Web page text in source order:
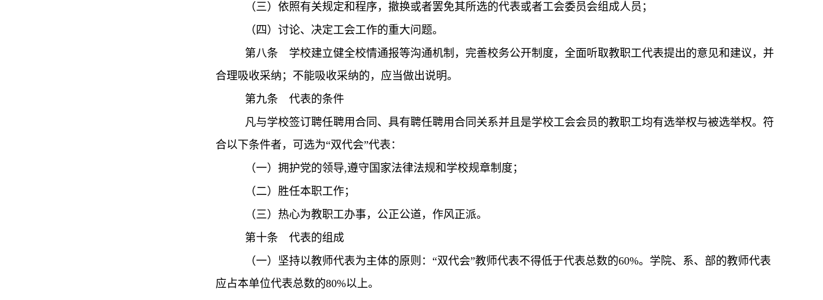
（三）依照有关规定和程序，撤换或者罢免其所选的代表或者工会委员会组成人员；
（四）讨论、决定工会工作的重大问题。
第八条 学校建立健全校情通报等沟通机制，完善校务公开制度，全面听取教职工代表提出的意见和建议，并
合理吸收采纳；不能吸收采纳的，应当做出说明。
第九条 代表的条件
凡与学校签订聘任聘用合同、具有聘任聘用合同关系并且是学校工会会员的教职工均有选举权与被选举权。符
合以下条件者，可选为“双代会”代表：
（一）拥护党的领导,遵守国家法律法规和学校规章制度；
（二）胜任本职工作；
（三）热心为教职工办事，公正公道，作风正派。
第十条 代表的组成
（一）坚持以教师代表为主体的原则：“双代会”教师代表不得低于代表总数的60%。学院、系、部的教师代表
应占本单位代表总数的80%以上。